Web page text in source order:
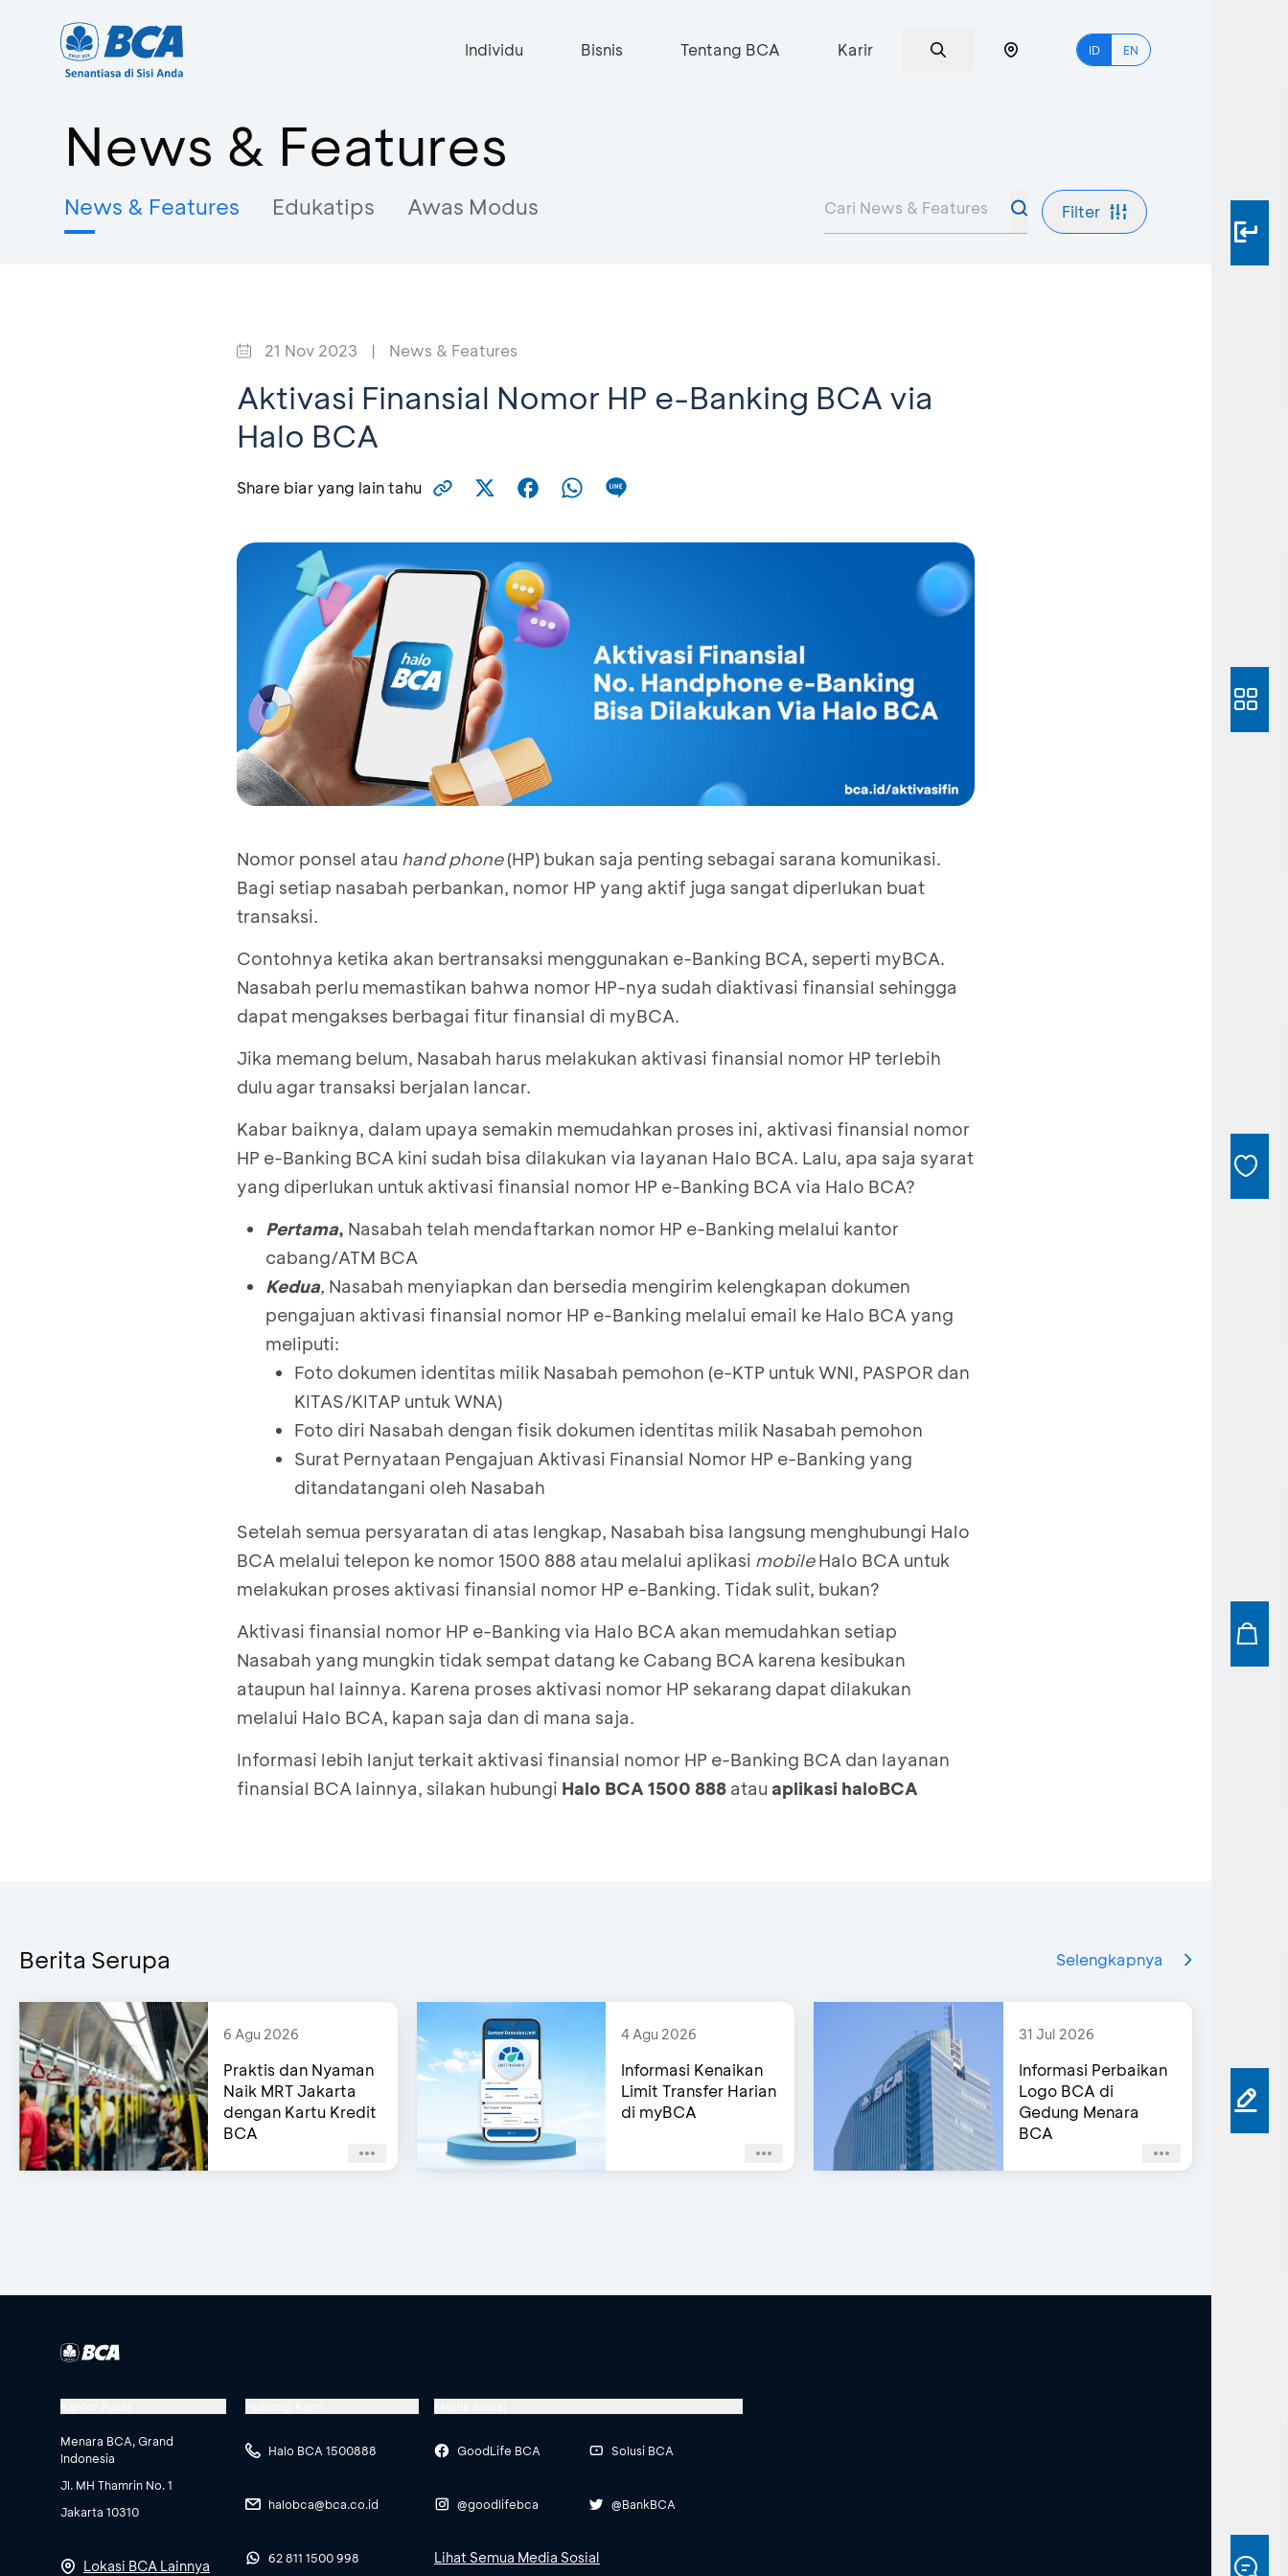
Individu Bisnis Tentang BCA Karir ID EN
News & Features
News & Features Edukatips Awas Modus Filter
21 Nov 2023 | News & Features
Aktivasi Finansial Nomor HP e-Banking BCA via
Halo BCA
Share biar yang lain tahu
Nomor ponsel atau hand phone(HP) bukan saja penting sebagai sarana komunikasi.
Bagi setiap nasabah perbankan, nomor HP yang aktif juga sangat diperlukan buat
transaksi.
Contohnya ketika akan bertransaksi menggunakan e-Banking BCA, seperti myBCA.
Nasabah perlu memastikan bahwa nomor HP-nya sudah diaktivasi finansial sehingga
dapat mengakses berbagai fitur finansial di myBCA.
Jika memang belum, Nasabah harus melakukan aktivasi finansial nomor HP terlebih
dulu agar transaksi berjalan lancar.
Kabar baiknya, dalam upaya semakin memudahkan proses ini, aktivasi finansial nomor
HP e-Banking BCA kini sudah bisa dilakukan via layanan Halo BCA. Lalu, apa saja syarat
yang diperlukan untuk aktivasi finansial nomor HP e-Banking BCA via Halo BCA?
Pertama, Nasabah telah mendaftarkan nomor HP e-Banking melalui kantor
cabang/ATM BCA
Kedua, Nasabah menyiapkan dan bersedia mengirim kelengkapan dokumen
pengajuan aktivasi finansial nomor HP e-Banking melalui email ke Halo BCA yang
meliputi:
Foto dokumen identitas milik Nasabah pemohon (e-KTP untuk WNI, PASPOR dan
KITAS/KITAP untuk WNA)
Foto diri Nasabah dengan fisik dokumen identitas milik Nasabah pemohon
Surat Pernyataan Pengajuan Aktivasi Finansial Nomor HP e-Banking yang
ditandatangani oleh Nasabah
Setelah semua persyaratan di atas lengkap, Nasabah bisa langsung menghubungi Halo
BCA melalui telepon ke nomor 1500 888 atau melalui aplikasi mobileHalo BCA untuk
melakukan proses aktivasi finansial nomor HP e-Banking. Tidak sulit, bukan?
Aktivasi finansial nomor HP e-Banking via Halo BCA akan memudahkan setiap
Nasabah yang mungkin tidak sempat datang ke Cabang BCA karena kesibukan
ataupun hal lainnya. Karena proses aktivasi nomor HP sekarang dapat dilakukan
melalui Halo BCA, kapan saja dan di mana saja.
Informasi lebih lanjut terkait aktivasi finansial nomor HP e-Banking BCA dan layanan
finansial BCA lainnya, silakan hubungi Halo BCA 1500 888 atau aplikasi haloBCA
Berita Serupa Selengkapnya
6 Agu 2026
Praktis dan Nyaman
Naik MRT Jakarta
dengan Kartu Kredit
BCA
4 Agu 2026
Informasi Kenaikan
Limit Transfer Harian
di myBCA
31 Jul 2026
Informasi Perbaikan
Logo BCA di
Gedung Menara
BCA
Menara BCA, Grand
Indonesia
Jl. MH Thamrin No. 1
Jakarta 10310
Lokasi BCA Lainnya
Halo BCA 1500888
halobca@bca.co.id
62 811 1500 998
GoodLife BCA
@goodlifebca
Solusi BCA
@BankBCA
Lihat Semua Media Sosial